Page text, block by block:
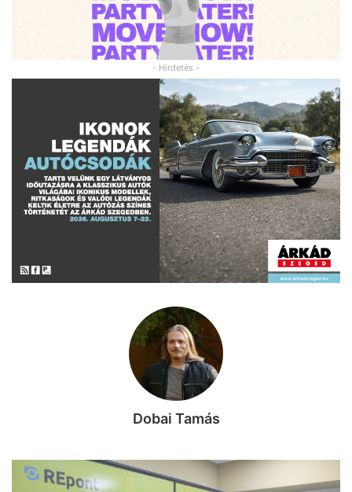
- Hirdetés -
Dobai Tamás